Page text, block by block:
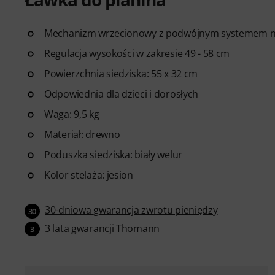
Mechanizm wrzecionowy z podwójnym systemem
Regulacja wysokości w zakresie 49 - 58 cm
Powierzchnia siedziska: 55 x 32 cm
Odpowiednia dla dzieci i dorosłych
Waga: 9,5 kg
Materiał: drewno
Poduszka siedziska: biały welur
Kolor stelaża: jesion
30 30-dniowa gwarancja zwrotu pieniędzy
3 3 lata gwarancji Thomann